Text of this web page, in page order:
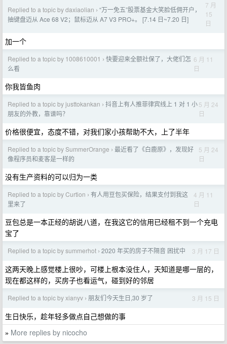
Replied to a topic by daxiaolian › “万一免五”股票基金大笑脸低佣开户，
抽键盘迈从 Ace 68 V2；鼠标迈从 A7 V3 PRO+。 [7.14 日~7.20 日]
7 月
15
日
加一个
Replied to a topic by 1008610001 › 快要迎来全额社保了，大佬们怎
么看
6 月 11
日
你我皆鱼肉
Replied to a topic by justtokankan › 抖音上有人推菲律宾线上 1 对 1 小
朋友的外教，靠谱吗？
5 月 24
日
价格很便宜，态度不错，对我们家小孩帮助不大，上了半年
Replied to a topic by SummerOrange › 最近看了《白鹿原》，发现好
像程序员和麦客是一样的
5 月 24
日
没有生产资料的可以归为一类
Replied to a topic by Curtion › 有人用豆包买保险，结果支付到我这
里来了
4 月 11
日
豆包总是一本正经的胡说八道，在我这它的信用已经租不到一个充电
宝了
Replied to a topic by summerhot › 2020 年买的房子不隔音 困扰中 3 月 17 日
这两天晚上感觉楼上很吵，可楼上根本没住人，天知道是哪一层的，
现在都这样的，买房子也看运气，碰到好的邻居
Replied to a topic by xianyv › 朋友们今天生日,30 岁了 3 月 15 日
生日快乐，趁年轻多做点自己想做的事
» More replies by nicocho